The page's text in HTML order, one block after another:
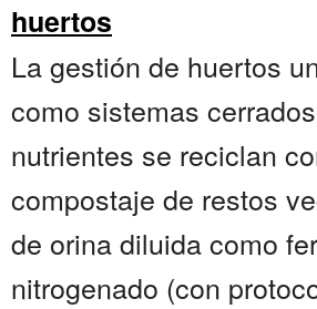
huertos
La gestión de huertos
como sistemas
nutrientes se reciclan
compostaje de restos
de orina diluida como
nitrogenado (con